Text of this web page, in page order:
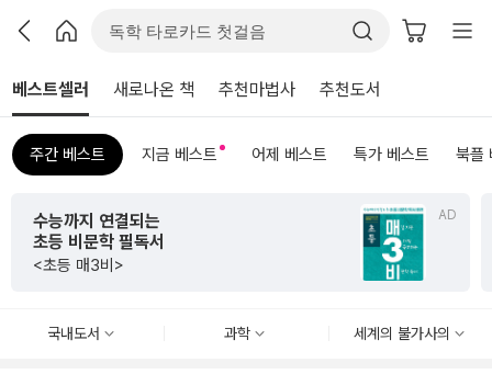
베스트셀러 새로나온 책 추천마법사 추천도서
주간 베스트 지금 베스트 어제 베스트 특가 베스트 북플
초판 한정 한지 제작
<그리하여 어느 날 사
국내도서 과학 세계의 불가사의